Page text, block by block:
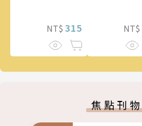
NT$ 315 NT$
焦點刊物